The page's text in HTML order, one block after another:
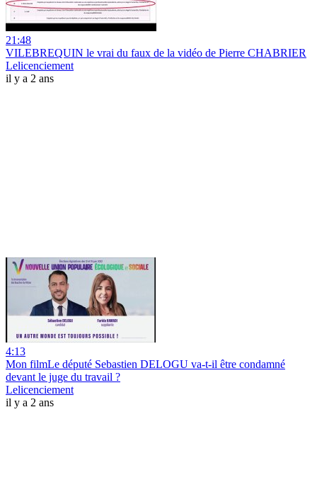
21:48
VILEBREQUIN le vrai du faux de la vidéo de Pierre CHABRIER
Lelicenciement
il y a 2 ans
4:13
Mon filmLe député Sebastien DELOGU va-t-il être condamné
devant le juge du travail ?
Lelicenciement
il y a 2 ans